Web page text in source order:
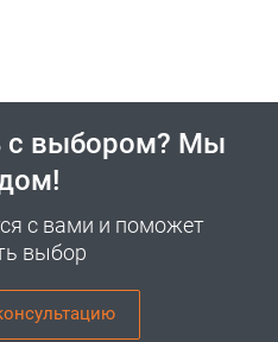
с выбором? Мы
с вами и поможет
выбор